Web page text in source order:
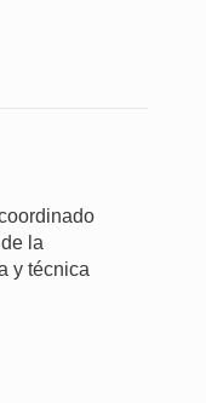
la
y técnica